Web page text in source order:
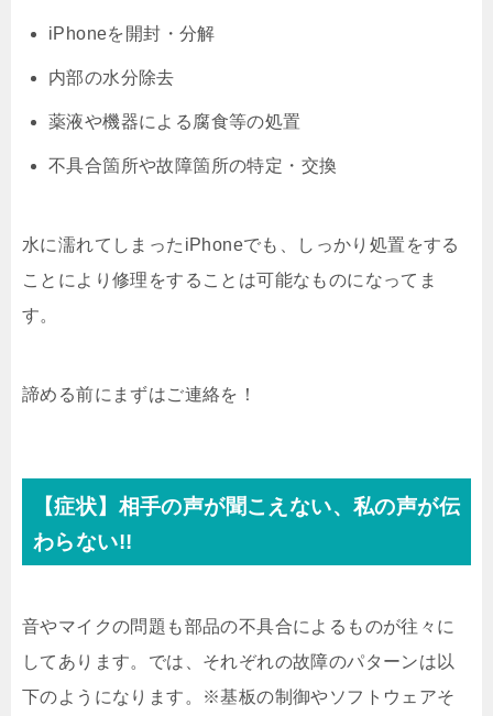
iPhoneを開封・分解
内部の水分除去
薬液や機器による腐食等の処置
不具合箇所や故障箇所の特定・交換
水に濡れてしまったiPhoneでも、しっかり処置をする
ことにより修理をすることは可能なものになってま
す。
諦める前にまずはご連絡を！
【症状】相手の声が聞こえない、私の声が伝
わらない!!
音やマイクの問題も部品の不具合によるものが往々に
してあります。では、それぞれの故障のパターンは以
下のようになります。※基板の制御やソフトウェアそ